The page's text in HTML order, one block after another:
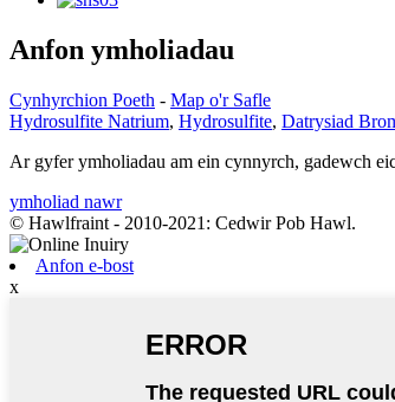
Anfon ymholiadau
Cynhyrchion Poeth - Map o'r Safle
Hydrosulfite Natrium, Hydrosulfite, Datrysiad
Ar gyfer ymholiadau am ein cynnyrch, gadewch
ymholiad nawr
© Hawlfraint - 2010-2021: Cedwir Pob Hawl.
Anfon e-bost
x